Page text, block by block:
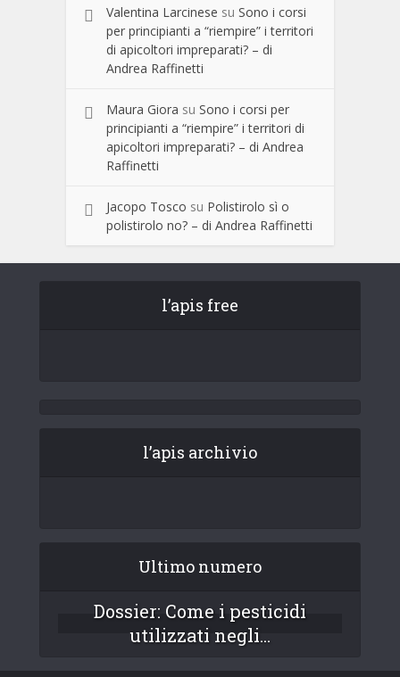
Valentina Larcinese su Sono i corsi
per principianti a “riempire” i territori
di apicoltori impreparati? – di
Andrea Raffinetti
Maura Giora su Sono i corsi per
principianti a “riempire” i territori di
apicoltori impreparati? – di Andrea
Raffinetti
Jacopo Tosco su Polistirolo sì o
polistirolo no? – di Andrea Raffinetti
l’apis free
l’apis archivio
Ultimo numero
Dossier: Come i pesticidi
utilizzati negli...